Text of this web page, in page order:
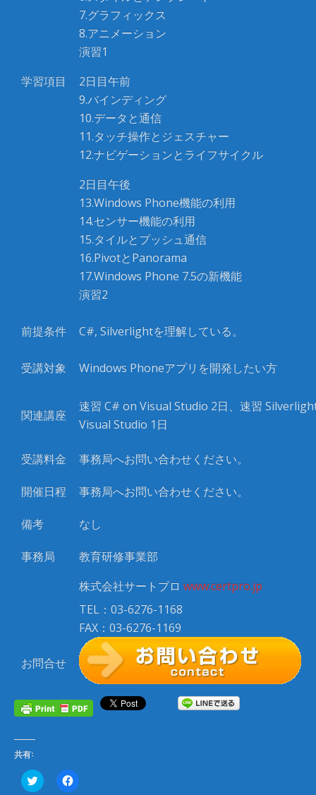
学習項目
7.グラフィックス
8.アニメーション
演習1
2日目午前
9.バインディング
10.データと通信
11.タッチ操作とジェスチャー
12.ナビゲーションとライフサイクル
2日目午後
13.Windows Phone機能の利用
14.センサー機能の利用
15.タイルとプッシュ通信
16.PivotとPanorama
17.Windows Phone 7.5の新機能
演習2
前提条件 C#, Silverlightを理解している。
受講対象 Windows Phoneアプリを開発したい方
関連講座
速習 C# on Visual Studio 2日、速習
Visual Studio 1 日
受講料金 事務局へお問い合わせください。
開催日程 事務局へお問い合わせください。
備考 なし
事務局
教育研修事業部
株式会社サートプロ www.certpro.jp
TEL：03-6276-1168
FAX：03-6276-1169
お問合せ
共有:
ク
リ
F
a